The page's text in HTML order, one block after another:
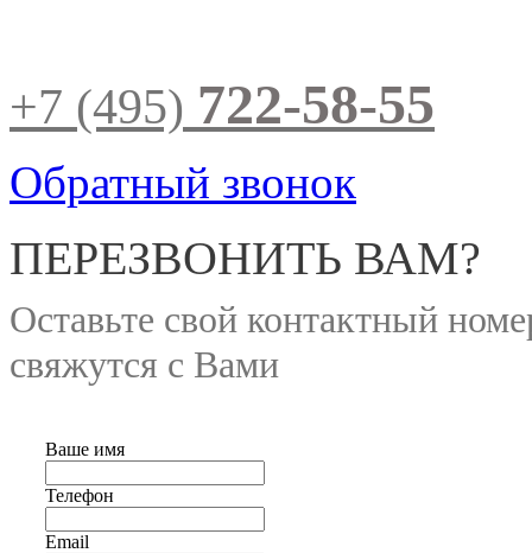
+7 (495) 722-58-55
Обратный звонок
ПЕРЕЗВОНИТЬ ВАМ?
Оставьте свой контактный
свяжутся с Вами
Ваше имя
Телефон
Email